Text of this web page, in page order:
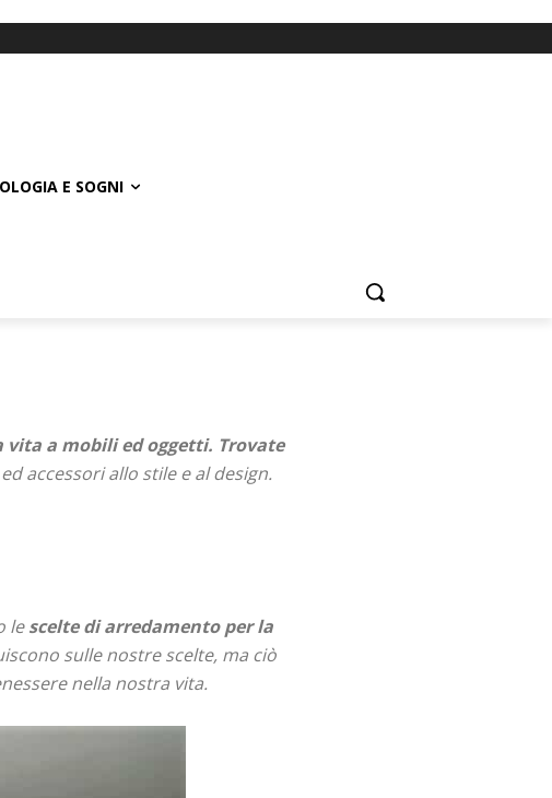
E SOGNI
a mobili ed oggetti. Trovate
accessori allo stile e al design.
lescelte di arredamento per la
sulle nostre scelte, ma ciò
nella nostra vita.